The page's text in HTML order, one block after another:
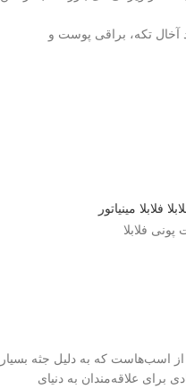
آخال تکه، براقی پوست و
از اسب‌هاست که به دلیل جثه بسیار
علاقه‌مندان به دنیای